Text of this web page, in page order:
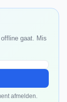
gaat. Mis
afmelden.